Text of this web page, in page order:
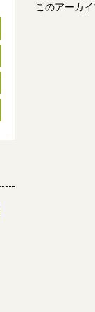
このアーカ